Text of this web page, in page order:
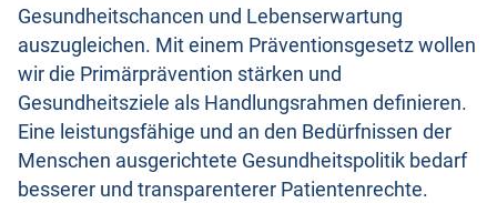
Gesundheitschancen und Lebenserwartung
auszugleichen. Mit einem Präventionsgesetz wollen
wir die Primärprävention stärken und
Gesundheitsziele als Handlungsrahmen definieren.
Eine leistungsfähige und an den Bedürfnissen der
Menschen ausgerichtete Gesundheitspolitik bedarf
besserer und transparenterer Patientenrechte.